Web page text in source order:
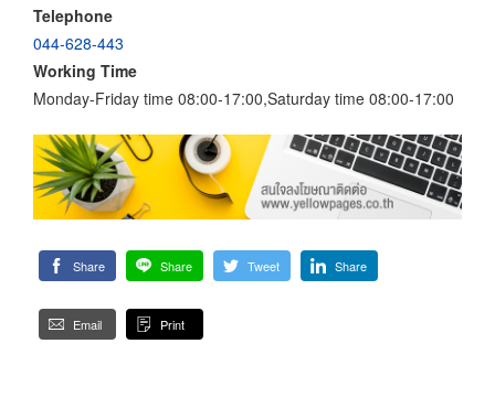
Telephone
044-628-443
Working Time
Monday-Friday time 08:00-17:00,Saturday time 08:00-17:00
Share Share Tweet Share
Email Print